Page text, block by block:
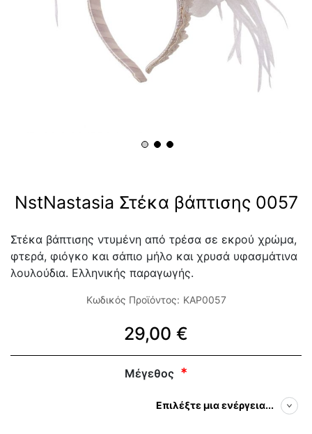
NstNastasia Στέκα βάπτισης 0057
Στέκα βάπτισης ντυμένη από τρέσα σε εκρού χρώμα,
φτερά, φιόγκο και σάπιο μήλο και χρυσά υφασμάτινα
λουλούδια. Ελληνικής παραγωγής.
Κωδικός Προϊόντος: KAP0057
29,00 €
Μέγεθος
Επιλέξτε μια ενέργεια...